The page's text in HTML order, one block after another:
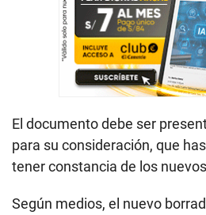
El documento debe ser
para su consideración, que
tener constancia de los
Según medios, el nuevo